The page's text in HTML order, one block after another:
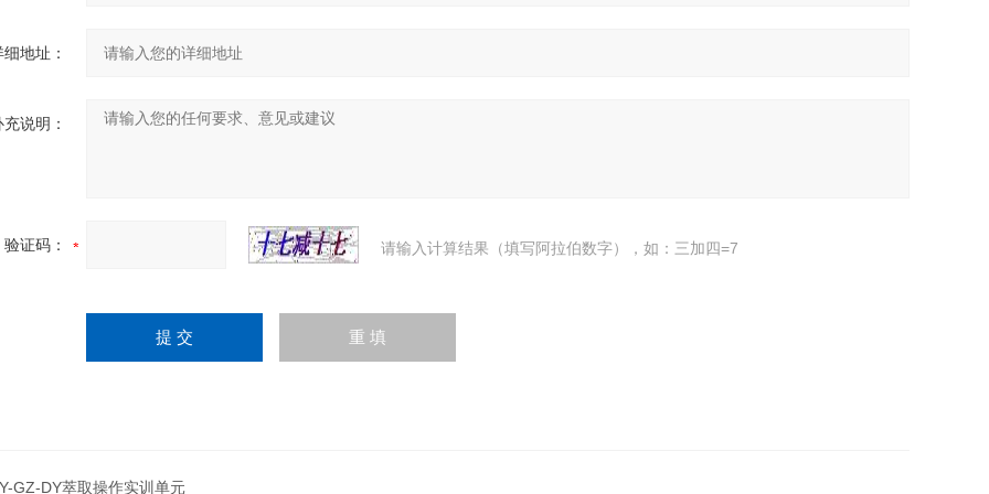
细地址：
充说明：
验证码： 请输入计算结果（填写阿拉伯数字），如：三加四=7
GZ-DY萃取操作实训单元